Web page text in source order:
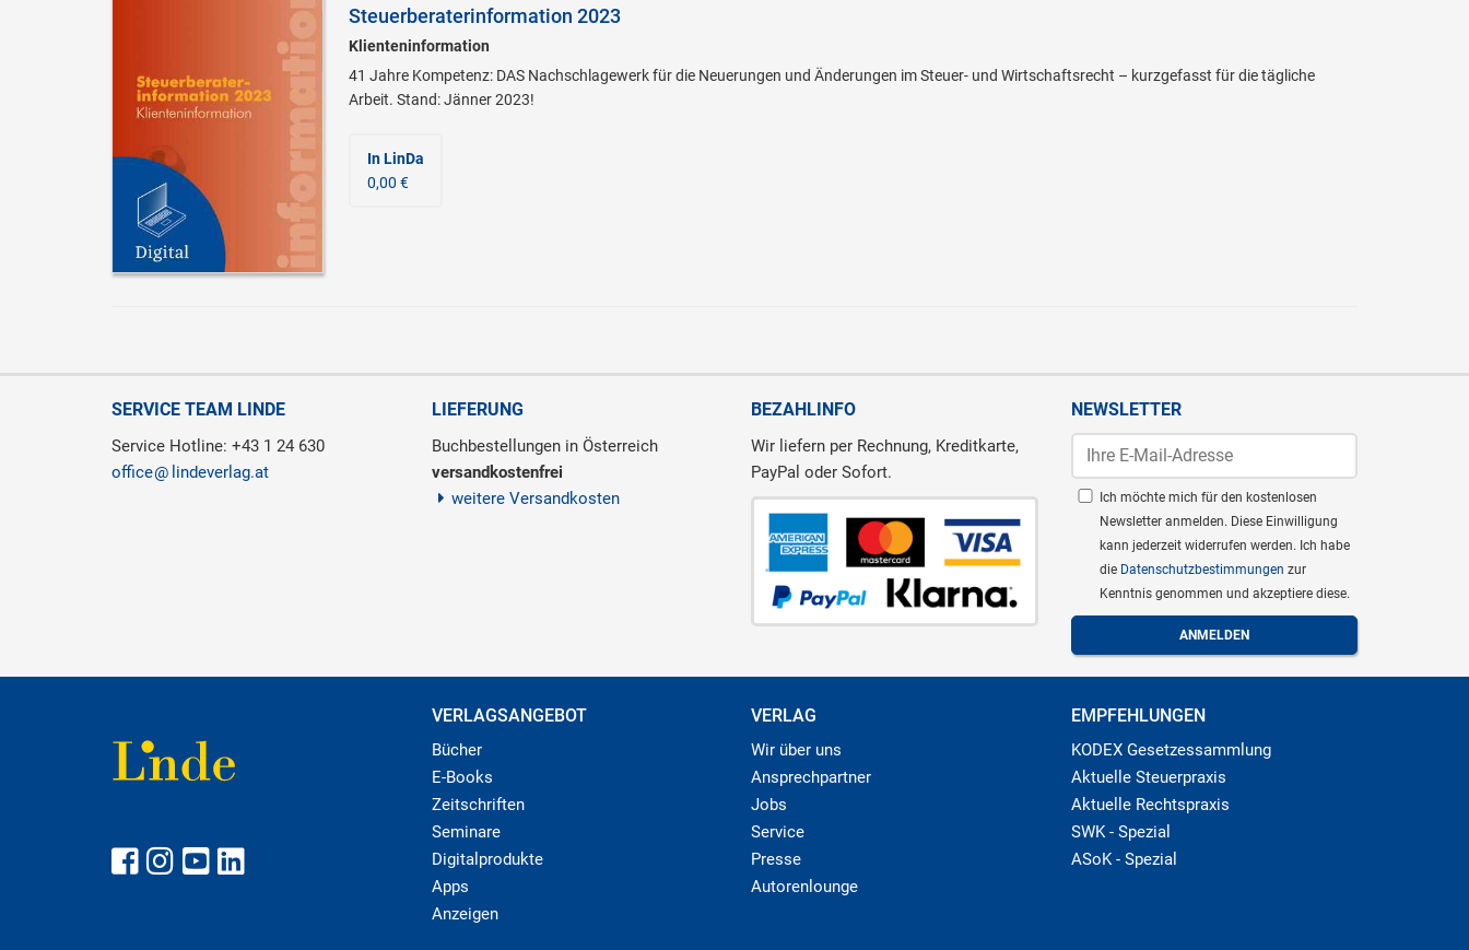
Steuerberaterinformation 2023
Klienteninformation
41 Jahre Kompetenz: DAS Nachschlagewerk für die Neuerungen und Änderungen im Steuer- und Wirtschaftsrecht – kurzgefasst für die tägliche
Arbeit. Stand: Jänner 2023!
In LinDa
0,00 €
SERVICE TEAM LINDE
Service Hotline: +43 1 24 630
office
lindeverlag.at
LIEFERUNG
Buchbestellungen in Österreich
versandkostenfrei
weitere Versandkosten
BEZAHLINFO
Wir liefern per Rechnung, Kreditkarte,
PayPal oder Sofort.
NEWSLETTER
Ich möchte mich für den kostenlosen
Newsletter anmelden. Diese Einwilligung
kann jederzeit widerrufen werden. Ich habe
die Datenschutzbestimmungen zur
Kenntnis genommen und akzeptiere diese.
VERLAGSANGEBOT
Bücher
E-Books
Zeitschriften
Seminare
Digitalprodukte
Apps
Anzeigen
VERLAG
Wir über uns
Ansprechpartner
Jobs
Service
Presse
Autorenlounge
EMPFEHLUNGEN
KODEX Gesetzessammlung
Aktuelle Steuerpraxis
Aktuelle Rechtspraxis
SWK - Spezial
ASoK - Spezial